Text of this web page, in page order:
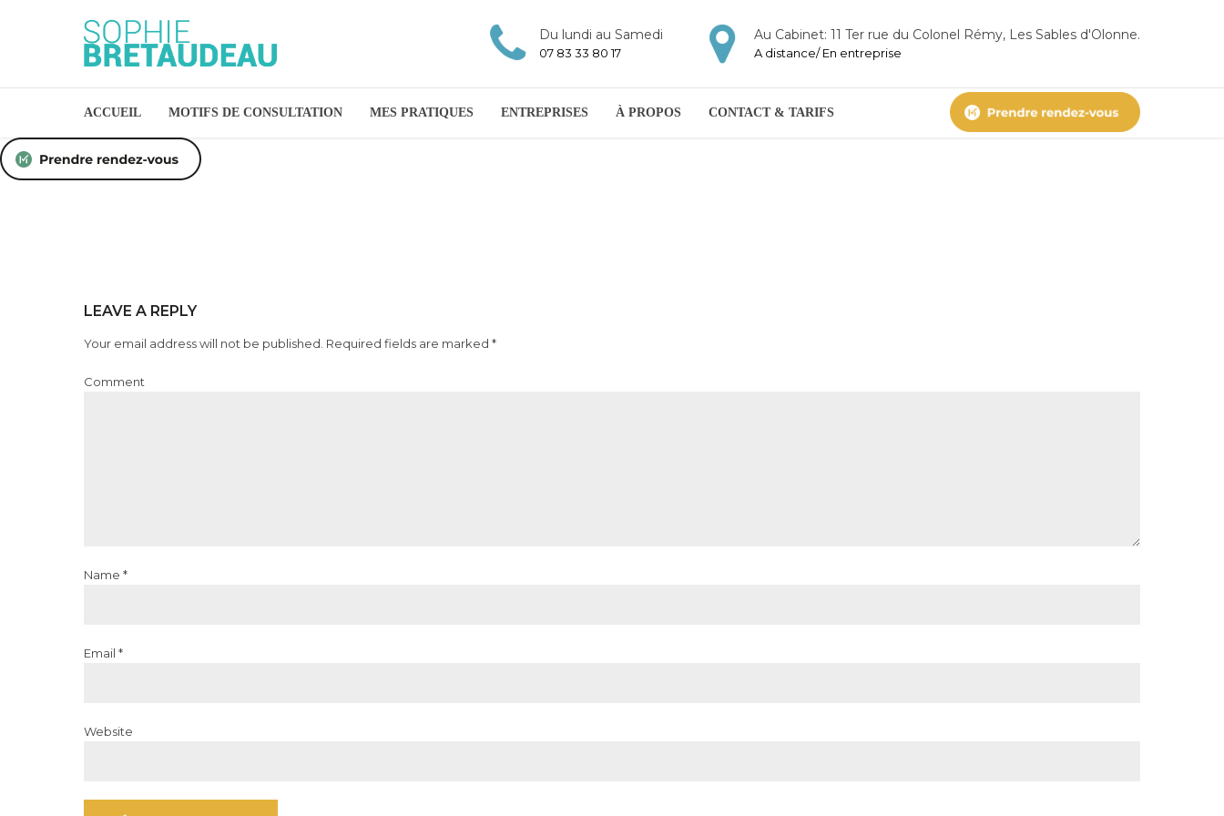
Du lundi au Samedi
07 83 33 80 17
Au Cabinet: 11 Ter rue du Colonel Rémy, Les Sables d'Olonne.
A distance/ En entreprise
ACCUEIL MOTIFS DE CONSULTATION MES PRATIQUES ENTREPRISES À PROPOS CONTACT & TARIFS
LEAVE A REPLY
Your email address will not be published. Required fields are marked *
Comment
Name *
Email *
Website